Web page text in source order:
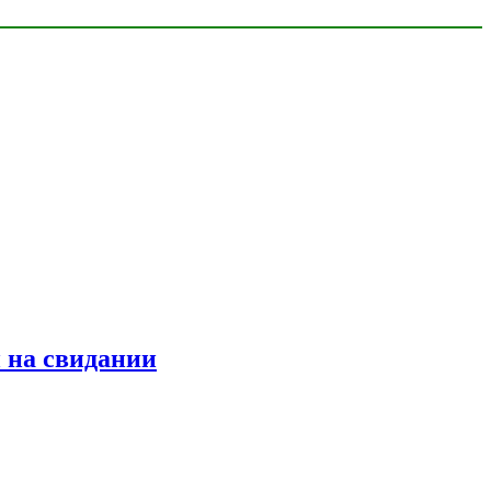
свидании